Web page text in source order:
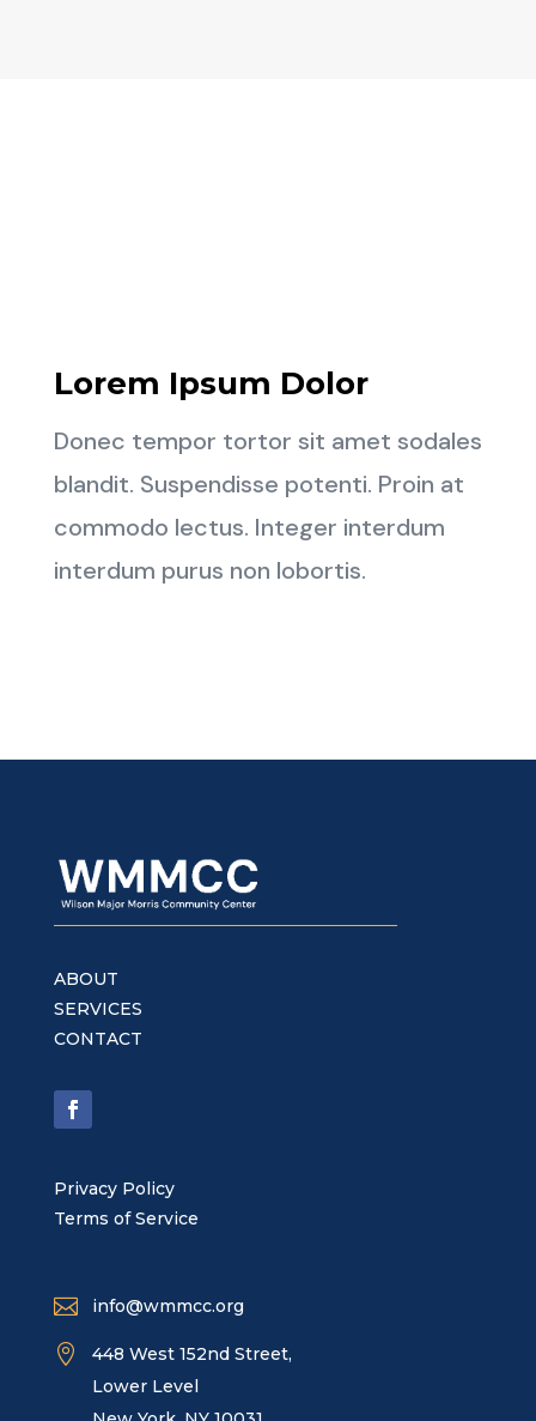
Lorem Ipsum Dolor
Donec tempor tortor sit amet sodales
blandit. Suspendisse potenti. Proin at
commodo lectus. Integer interdum
interdum purus non lobortis.
ABOUT
SERVICES
CONTACT
Privacy Policy
Terms of Service
 info@wmmcc.org

448 West 152nd Street,
Lower Level